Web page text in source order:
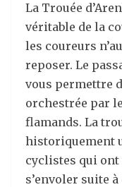
La Trouée
véritable de la
les coureurs
reposer. Le
vous permettre
orchestrée par
flamands. La
historiquement
cyclistes qui ont
s’envoler suite